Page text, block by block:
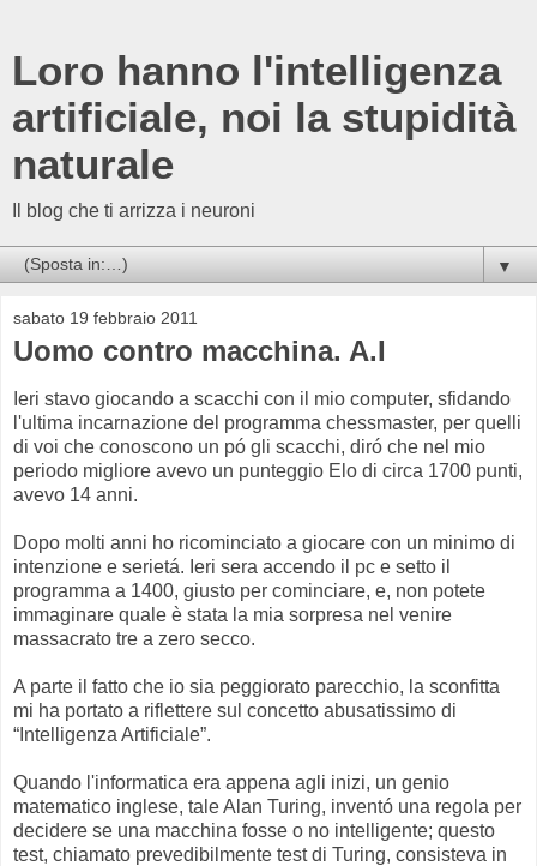
Loro hanno l'intelligenza
artificiale, noi la stupidità
naturale
Il blog che ti arrizza i neuroni
▼
sabato 19 febbraio 2011
Uomo contro macchina. A.I
Ieri stavo giocando a scacchi con il mio computer, sfidando
l'ultima incarnazione del programma chessmaster, per quelli
di voi che conoscono un pó gli scacchi, diró che nel mio
periodo migliore avevo un punteggio Elo di circa 1700 punti,
avevo 14 anni.
Dopo molti anni ho ricominciato a giocare con un minimo di
intenzione e serietá. Ieri sera accendo il pc e setto il
programma a 1400, giusto per cominciare, e, non potete
immaginare quale è stata la mia sorpresa nel venire
massacrato tre a zero secco.
A parte il fatto che io sia peggiorato parecchio, la sconfitta
mi ha portato a riflettere sul concetto abusatissimo di
“Intelligenza Artificiale”.
Quando l'informatica era appena agli inizi, un genio
matematico inglese, tale Alan Turing, inventó una regola per
decidere se una macchina fosse o no intelligente; questo
test, chiamato prevedibilmente test di Turing, consisteva in